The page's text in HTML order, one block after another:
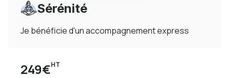
Sérénité
Je bénéficie d'un accompagnement express
249€HT